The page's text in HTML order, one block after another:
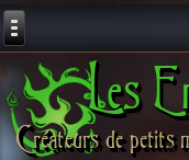
Les
Créateurs de petits